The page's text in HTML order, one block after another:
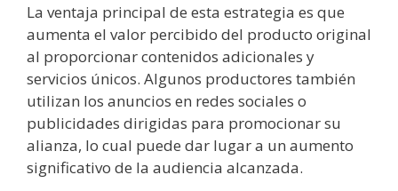
La ventaja principal de esta estrategia es que
aumenta el valor percibido del producto original
al proporcionar contenidos adicionales y
servicios únicos. Algunos productores también
utilizan los anuncios en redes sociales o
publicidades dirigidas para promocionar su
alianza, lo cual puede dar lugar a un aumento
significativo de la audiencia alcanzada.